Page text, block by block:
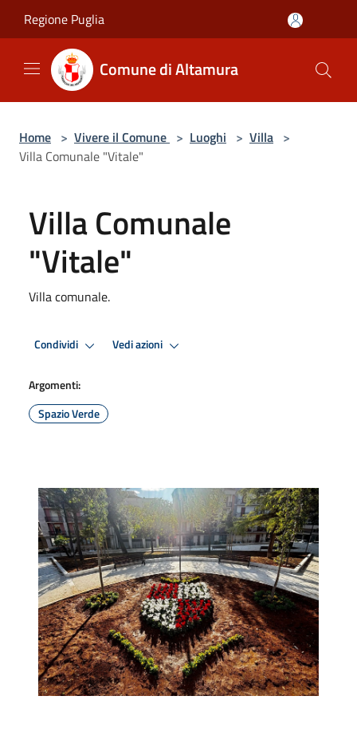
Regione Puglia
Comune di Altamura
Home > Vivere il Comune > Luoghi > Villa >
Villa Comunale "Vitale"
Villa Comunale
"Vitale"
Villa comunale.
Condividi Vedi azioni
Argomenti:
Spazio Verde